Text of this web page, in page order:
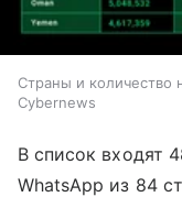
Страны и количество
Cybernews
В список входят
WhatsApp из 84